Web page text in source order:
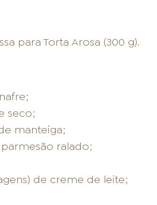
para Torta Arosa (300 g).
seco;
manteiga;
ralado;
de creme de leite;